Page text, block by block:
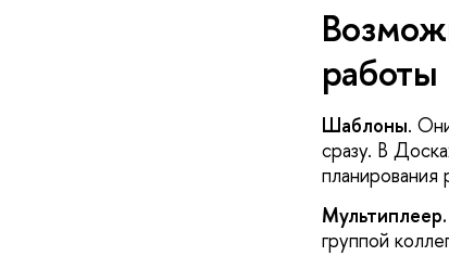
работы
Шаблоны.
сразу. В
планирования
Мультиплеер.
группой